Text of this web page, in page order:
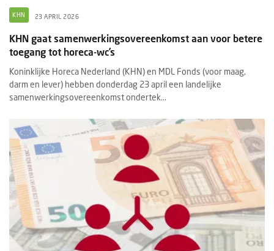
KHN 23 APRIL 2026
KHN gaat samenwerkingsovereenkomst aan voor betere
toegang tot horeca-wc’s
Koninklijke Horeca Nederland (KHN) en MDL Fonds (voor maag,
darm en lever) hebben donderdag 23 april een landelijke
samenwerkingsovereenkomst ondertek...